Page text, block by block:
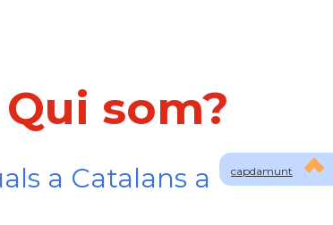
capdamunt
som?
a Catalans a